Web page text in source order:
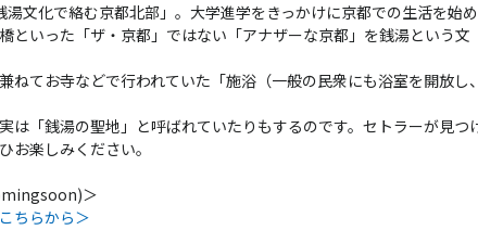
文化で絡む京都北部」。大学進学をきっかけに京都での生活を始め
といった「ザ・京都」ではない「アナザーな京都」を銭湯という文
ねてお寺などで行われていた「施浴（一般の民衆にも浴室を開放し
は「銭湯の聖地」と呼ばれていたりもするのです。セトラーが見つ
お楽しみください。
＞
ちらから＞